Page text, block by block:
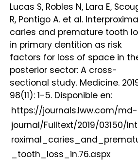
Lucas S, Robles N, Lara E,
R, Pontigo A. et al.
caries and premature tooth
in primary dentition as risk
factors for loss of space in
posterior sector: A cross-
sectional study. Medicine.
98(11): 1-5. Disponible en:
https://journals.lww.com/md-
journal/Fulltext/2019/03150/
_tooth_loss_in.76.aspx